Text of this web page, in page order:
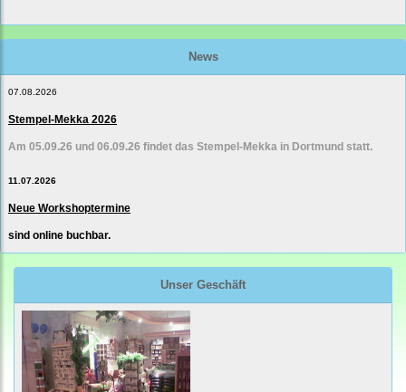
News
07.08.2026
Stempel-Mekka 2026
Am 05.09.26 und 06.09.26 findet das Stempel-Mekka in Dortmund statt.
11.07.2026
Neue Workshoptermine
sind online buchbar.
Unser Geschäft